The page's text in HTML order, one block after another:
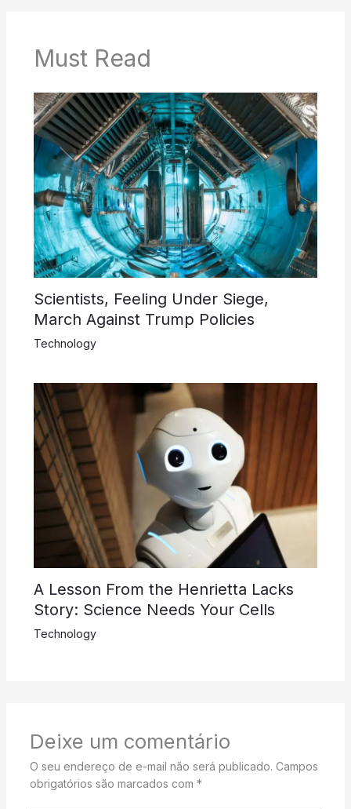
Must Read
Scientists, Feeling Under Siege,
March Against Trump Policies
Technology
A Lesson From the Henrietta Lacks
Story: Science Needs Your Cells
Technology
Deixe um comentário
O seu endereço de e-mail não será publicado. Campos
obrigatórios são marcados com *